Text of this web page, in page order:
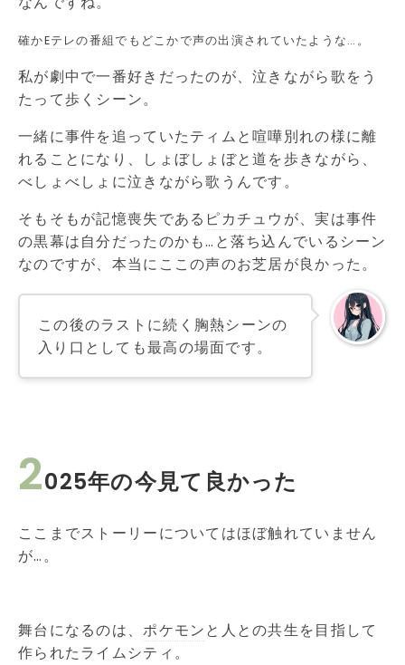
確かEテレの番組でもどこかで声の出演されていたような…。
私が劇中で一番好きだったのが、泣きながら歌をう
たって歩くシーン。
一緒に事件を追っていたティムと喧嘩別れの様に離
れることになり、しょぼしょぼと道を歩きながら、
べしょべしょに泣きながら歌うんです。
そもそもが記憶喪失である ピカチュウが、実は事件
の黒幕は自分だったのかも…と落ち込んでいるシーン
なのですが、本当にここの声のお芝居が良かった。
この後のラストに続く胸熱シーンの
入り口としても最高の場面です。
2025年の今見て良かった
ここまでストーリーについてはほぼ触れていません
が…。
舞台になるのは、ポケモンと人との共生を目指して
作られたライムシティ。